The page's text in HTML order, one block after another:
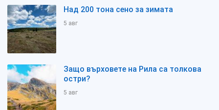
Над 200 тона сено за зимата
5 авг
Защо върховете на Рила са толкова
остри?
5 авг